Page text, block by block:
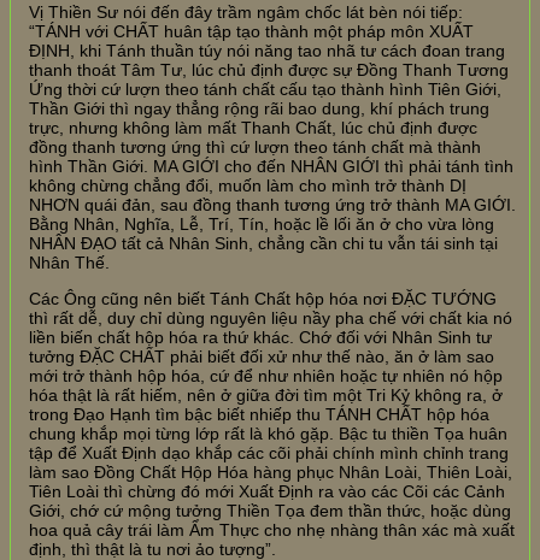
Vị Thiền Sư nói đến đây trầm ngâm chốc lát bèn nói tiếp:
“TÁNH với CHẤT huân tập tạo thành một pháp môn XUẤT
ĐỊNH, khi Tánh thuần túy nói năng tao nhã tư cách đoan trang
thanh thoát Tâm Tư, lúc chủ định được sự Đồng Thanh Tương
Ứng thời cứ lượn theo tánh chất cấu tạo thành hình Tiên Giới,
Thần Giới thì ngay thẳng rộng rãi bao dung, khí phách trung
trực, nhưng không làm mất Thanh Chất, lúc chủ định được
đồng thanh tương ứng thì cứ lượn theo tánh chất mà thành
hình Thần Giới. MA GIỚI cho đến NHÂN GIỚI thì phải tánh tình
không chừng chẳng đổi, muốn làm cho mình trở thành DỊ
NHƠN quái đản, sau đồng thanh tương ứng trở thành MA GIỚI.
Bằng Nhân, Nghĩa, Lễ, Trí, Tín, hoặc lề lối ăn ở cho vừa lòng
NHÂN ĐẠO tất cả Nhân Sinh, chẳng cần chi tu vẫn tái sinh tại
Nhân Thế.
Các Ông cũng nên biết Tánh Chất hộp hóa nơi ĐẶC TƯỚNG
thì rất dễ, duy chỉ dùng nguyên liệu nầy pha chế với chất kia nó
liền biến chất hộp hóa ra thứ khác. Chớ đối với Nhân Sinh tư
tưởng ĐẶC CHẤT phải biết đối xử như thế nào, ăn ở làm sao
mới trở thành hộp hóa, cứ để như nhiên hoặc tự nhiên nó hộp
hóa thật là rất hiếm, nên ở giữa đời tìm một Tri Kỷ không ra, ở
trong Đạo Hạnh tìm bậc biết nhiếp thu TÁNH CHẤT hộp hóa
chung khắp mọi từng lớp rất là khó gặp. Bậc tu thiền Tọa huân
tập để Xuất Định dạo khắp các cõi phải chính mình chỉnh trang
làm sao Đồng Chất Hộp Hóa hàng phục Nhân Loài, Thiên Loài,
Tiên Loài thì chừng đó mới Xuất Định ra vào các Cõi các Cảnh
Giới, chớ cứ mộng tưởng Thiền Tọa đem thần thức, hoặc dùng
hoa quả cây trái làm Ẩm Thực cho nhẹ nhàng thân xác mà xuất
định, thì thật là tu nơi ảo tượng”.